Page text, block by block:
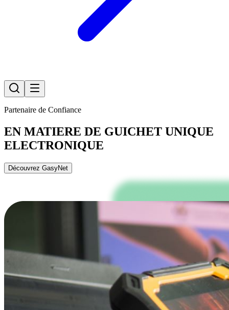
Partenaire de Confiance
EN MATIERE DE GUICHET UNIQUE
ELECTRONIQUE
Découvrez GasyNet